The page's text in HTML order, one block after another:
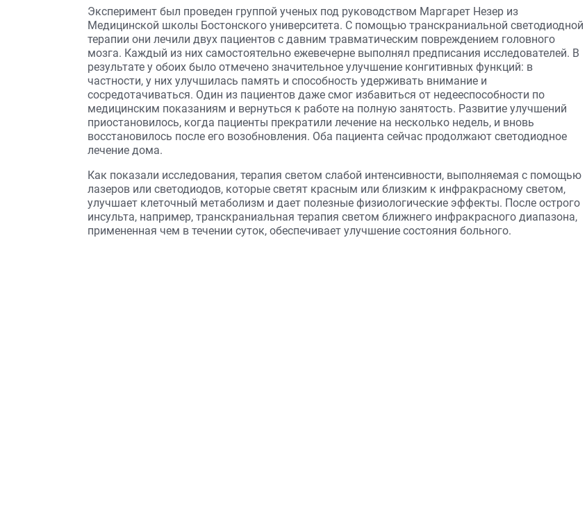
Эксперимент был проведен группой ученых под руководством Маргарет Незер из
Медицинской школы Бостонского университета. С помощью транскраниальной светодиодной
терапии они лечили двух пациентов с давним травматическим повреждением головного
мозга. Каждый из них самостоятельно ежевечерне выполнял предписания исследователей. В
результате у обоих было отмечено значительное улучшение конгитивных функций: в
частности, у них улучшилась память и способность удерживать внимание и
сосредотачиваться. Один из пациентов даже смог избавиться от недееспособности по
медицинским показаниям и вернуться к работе на полную занятость. Развитие улучшений
приостановилось, когда пациенты прекратили лечение на несколько недель, и вновь
восстановилось после его возобновления. Оба пациента сейчас продолжают светодиодное
лечение дома.
Как показали исследования, терапия светом слабой интенсивности, выполняемая с помощью
лазеров или светодиодов, которые светят красным или близким к инфракрасному светом,
улучшает клеточный метаболизм и дает полезные физиологические эффекты. После острого
инсульта, например, транскраниальная терапия светом ближнего инфракрасного диапазона,
примененная чем в течении суток, обеспечивает улучшение состояния больного.